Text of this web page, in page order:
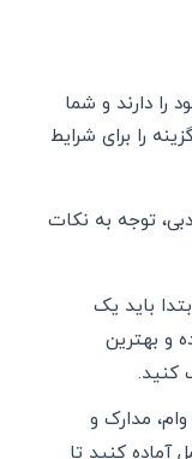
را دارند و شما
را برای شرایط
توجه به نکات
باید یک
و بهترین
کنید.
مدارک و
آماده کنید تا